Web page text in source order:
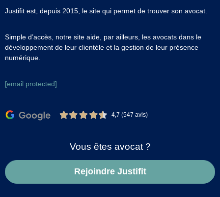
Justifit est, depuis 2015, le site qui permet de trouver son avocat.
Simple d’accès, notre site aide, par ailleurs, les avocats dans le
développement de leur clientèle et la gestion de leur présence
numérique.
[email protected]
4,7 (547 avis)
Vous êtes avocat ?
Rejoindre Justifit